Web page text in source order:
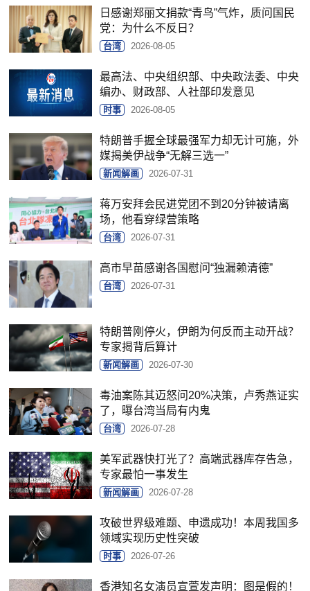
日感谢郑丽文捐款“青鸟”气炸，质问国民
党：为什么不反日？
台湾 2026-08-05
最高法、中央组织部、中央政法委、中央
编办、财政部、人社部印发意见
时事 2026-08-05
特朗普手握全球最强军力却无计可施，外
媒揭美伊战争“无解三选一”
新闻解画 2026-07-31
蒋万安拜会民进党团不到20分钟被请离
场，他看穿绿营策略
台湾 2026-07-31
高市早苗感谢各国慰问“独漏赖清德”
台湾 2026-07-31
特朗普刚停火，伊朗为何反而主动开战？
专家揭背后算计
新闻解画 2026-07-30
毒油案陈其迈怒问20%决策，卢秀燕证实
了，曝台湾当局有内鬼
台湾 2026-07-28
美军武器快打光了？高端武器库存告急，
专家最怕一事发生
新闻解画 2026-07-28
攻破世界级难题、申遗成功！本周我国多
领域实现历史性突破
时事 2026-07-26
香港知名女演员宣萱发声明：图是假的！